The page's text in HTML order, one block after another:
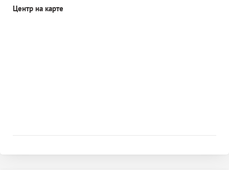
Центр на карте